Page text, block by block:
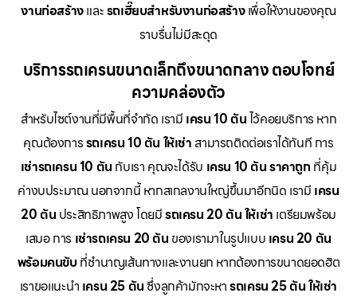
งานก่อสร้างและรถเฮี๊ยบสำหรับงานก่อสร้างเพื่อให้งานของคุณ
ราบรื่นไม่มีสะดุด
บริการรถเครนขนาดเล็กถึงขนาดกลาง ตอบโจทย์
ความคล่องตัว
สำหรับไซต์งานที่มีพื้นที่จำกัด เรามี เครน 10 ตันไว้คอยบริการ หาก
คุณต้องการรถเครน 10 ตัน ให้เช่า สามารถติดต่อเราได้ทันที การ
เช่ารถเครน 10 ตัน กับเรา คุณจะได้รับ เครน 10 ตัน ราคาถูกที่คุ้ม
ค่างบประมาณ นอกจากนี้ หากสเกลงานใหญ่ขึ้นมาอีกนิด เรามี เครน
20 ตัน ประสิทธิภาพสูง โดยมีรถเครน 20 ตัน ให้เช่า เตรียมพร้อม
เสมอ การ เช่ารถเครน 20 ตัน ของเรามาในรูปแบบ เครน 20 ตัน
พร้อมคนขับ ที่ชำนาญเส้นทางและงานยก หากต้องการขนาดยอดฮิต
เราขอแนะนำ เครน 25 ตันซึ่งลูกค้ามักจะหารถเครน 25 ตัน ให้เช่า